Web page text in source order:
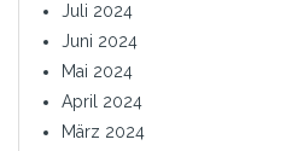
Juli 2024
Juni 2024
Mai 2024
April 2024
März 2024